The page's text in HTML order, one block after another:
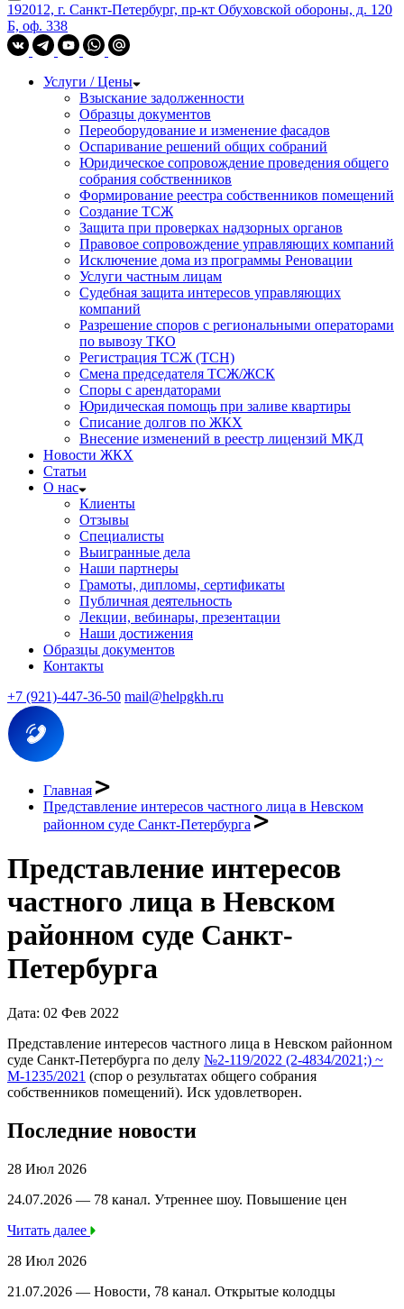
192012, г. Санкт-Петербург, пр-кт Обуховской обороны, д. 120
Б, оф. 338
Услуги / Цены
Взыскание задолженности
Образцы документов
Переоборудование и изменение фасадов
Оспаривание решений общих собраний
Юридическое сопровождение проведения общего
собрания собственников
Формирование реестра собственников помещений
Создание ТСЖ
Защита при проверках надзорных органов
Правовое сопровождение управляющих компаний
Исключение дома из программы Реновации
Услуги частным лицам
Судебная защита интересов управляющих
компаний
Разрешение споров с региональными операторами
по вывозу ТКО
Регистрация ТСЖ (ТСН)
Смена председателя ТСЖ/ЖСК
Споры с арендаторами
Юридическая помощь при заливе квартиры
Списание долгов по ЖКХ
Внесение изменений в реестр лицензий МКД
Новости ЖКХ
Статьи
О нас
Клиенты
Отзывы
Специалисты
Выигранные дела
Наши партнеры
Грамоты, дипломы, сертификаты
Публичная деятельность
Лекции, вебинары, презентации
Наши достижения
Образцы документов
Контакты
+7 (921)-447-36-50 mail@helpgkh.ru
Главная
Представление интересов частного лица в Невском
районном суде Санкт-Петербурга
Представление интересов
частного лица в Невском
районном суде Санкт-
Петербурга
Дата: 02 Фев 2022
Представление интересов частного лица в Невском районном
суде Санкт-Петербурга по делу №2-119/2022 (2-4834/2021;) ~
М-1235/2021 (спор о результатах общего собрания
собственников помещений). Иск удовлетворен.
Последние новости
28 Июл 2026
24.07.2026 — 78 канал. Утреннее шоу. Повышение цен
Читать далее
28 Июл 2026
21.07.2026 — Новости, 78 канал. Открытые колодцы